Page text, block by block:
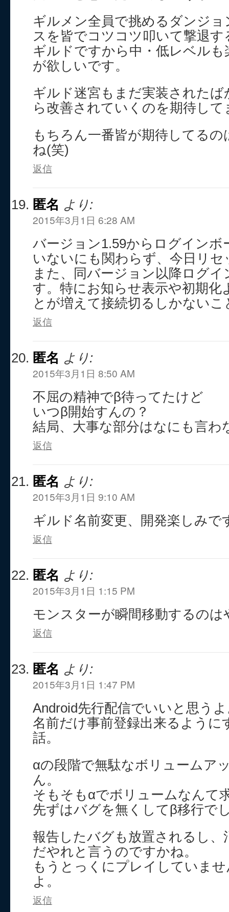
ギルメン全員で挑めるダンジ
スを皆でコツコツ叩いて撃退
ギルドですから中・低レベル
が欲しいです。
ギルド迷宮もまだ実装された
ら改善されていくのを期待して
もちろん一番皆が期待してる
ね(笑)
返信
匿名 より:
2015年3月1日 6:28 AM
バージョン1.59からログインボ
いないにも関わらず、今日リ
また、同バージョン以降ログ
す。特にお知らせ表示や初期化
とが増えて接続切るしかない
返信
匿名 より:
2015年3月1日 8:50 AM
不屈の精神でβ待ってたけど
いつβ開始すんの？
結局、大事な部分はなにも言わ
返信
匿名 より:
2015年3月1日 9:10 AM
ギルド名前変更、開発楽しみで
返信
匿名 より:
2015年3月1日 1:15 PM
モンスターが瞬間移動するのは
返信
匿名 より:
2015年3月1日 1:47 PM
Android先行配信でいいと思う
名前だけ事前登録出来るように
話。
αの段階で無駄なボリュームア
ん。
そもそもαでボリュームなんて
先ずはバグを無くしてβ移行で
報告したバグも放置されるし
だやれと言うのですかね。
もうとっくにプレイしていま
よ。
返信